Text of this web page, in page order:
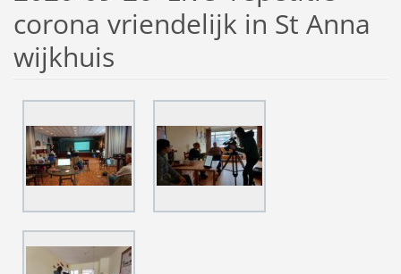
corona vriendelijk in St Anna
wijkhuis